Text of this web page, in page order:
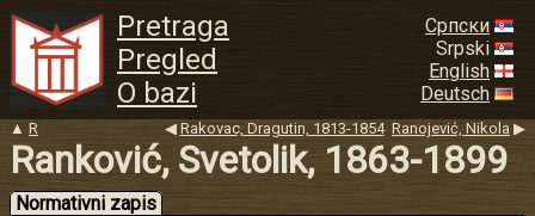
Pretraga
Pregled
O bazi
Српски
Srpski
English
Deutsch
▲ R ◀ Rakovac, Dragutin, 1813-1854 Ranojević, Nikola ▶
Ranković, Svetolik, 1863-1899
Normativni zapis